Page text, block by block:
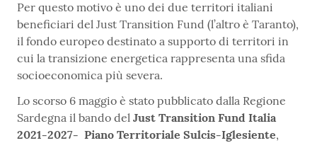
Per questo motivo è uno dei due territori italiani
beneficiari del Just Transition Fund (l’altro è Taranto),
il fondo europeo destinato a supporto di territori in
cui la transizione energetica rappresenta una sfida
socioeconomica più severa.
Lo scorso 6 maggio è stato pubblicato dalla Regione
Sardegna il bando del Just Transition Fund Italia
2021-2027- Piano Territoriale Sulcis-Iglesiente,